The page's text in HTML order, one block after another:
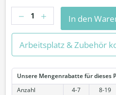
Anzahl
In den
Arbeitsplatz & Zubehör
Unsere Mengenrabatte für dieses
Anzahl
4-7 8-19